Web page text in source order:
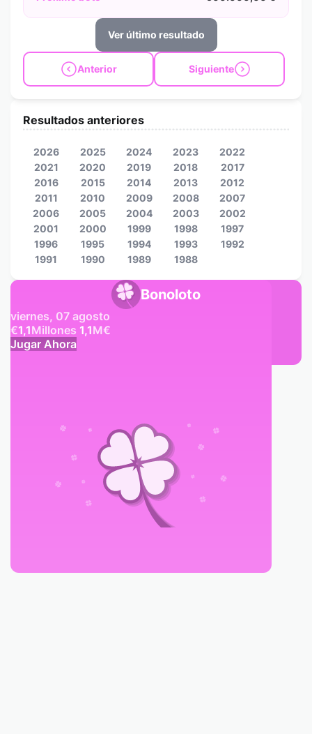
Ver último resultado
Anterior Siguiente
Bonoloto
viernes, 07 agosto
€1,1Millones 1,1M€
Jugar Ahora
Resultados anteriores
2026 2025 2024 2023
2022
2021
2020 2019 2018
2017
2016
2015 2014 2013
2012
2011
2010 2009 2008
2007
2006
2005 2004 2003
2002
2001
2000 1999 1998
1997
1996
1995 1994 1993
1992
1991
1990 1989 1988